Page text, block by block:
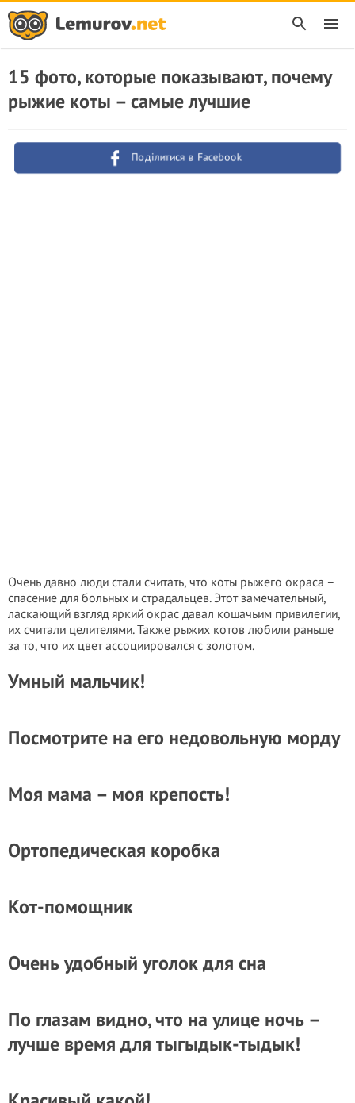
15 фото, которые показывают, почему
рыжие коты – самые лучшие
Поділитися в Facebook
Очень давно люди стали считать, что коты рыжего окраса –
спасение для больных и страдальцев. Этот замечательный,
ласкающий взгляд яркий окрас давал кошачьим привилегии,
их считали целителями. Также рыжих котов любили раньше
за то, что их цвет ассоциировался с золотом.
Умный мальчик!
Посмотрите на его недовольную морду
Моя мама – моя крепость!
Ортопедическая коробка
Кот-помощник
Очень удобный уголок для сна
По глазам видно, что на улице ночь –
лучше время для тыгыдык-тыдык!